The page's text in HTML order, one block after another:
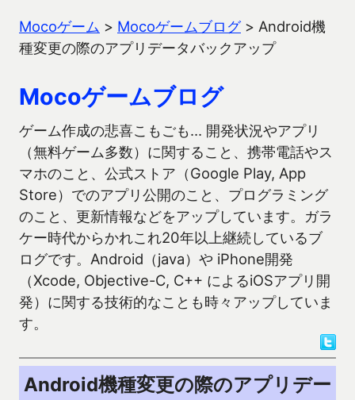
Mocoゲーム > Mocoゲームブログ> Android機
種変更の際のアプリデータバックアップ
Mocoゲームブログ
ゲーム作成の悲喜こもごも… 開発状況やアプリ
（無料ゲーム多数）に関すること、携帯電話やス
マホのこと、公式ストア（Google Play, App
Store）でのアプリ公開のこと、プログラミング
のこと、更新情報などをアップしています。ガラ
ケー時代からかれこれ20年以上継続しているブ
ログです。Android（java）や iPhone開発
（Xcode, Objective-C, C++ によるiOSアプリ開
発）に関する技術的なことも時々アップしていま
す。
Android機種変更の際のアプリデー